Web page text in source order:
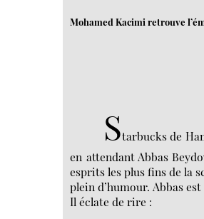
Mohamed Kacimi retrouve
Starbucks de
en attendant Abbas
esprits les plus fins de la
plein d’humour. Abbas
Il éclate de rire :